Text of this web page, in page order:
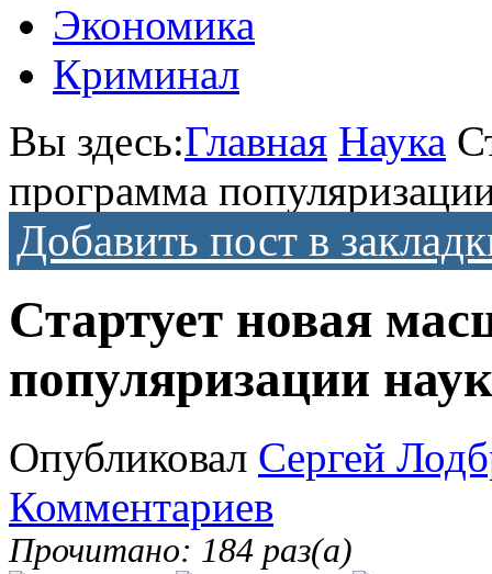
Экономика
Криминал
Вы здесь:Главная Наука
программа
Добавить пост в
Стартует новая
популяризации
Опубликовал Сергей
Комментариев
Прочитано: 184 раз(а)